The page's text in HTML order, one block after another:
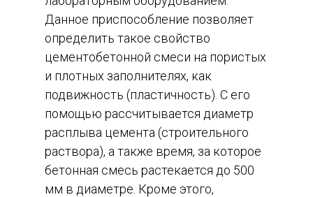
Данное приспособление позволяет
определить такое свойство
цементобетонной смеси на пористых
и плотных заполнителях, как
подвижность (пластичность). С его
помощью рассчитывается диаметр
расплыва цемента (строительного
раствора), а также время, за которое
бетонная смесь растекается до 500
мм в диаметре. Кроме этого,